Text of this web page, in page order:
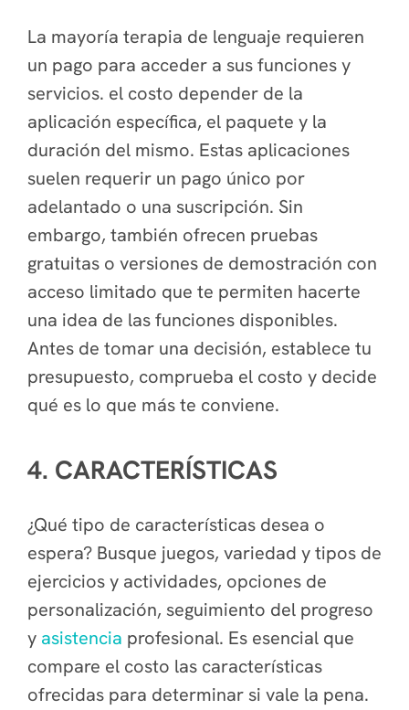
La mayoría terapia de lenguaje requieren
un pago para acceder a sus funciones y
servicios. el costo depender de la
aplicación específica, el paquete y la
duración del mismo. Estas aplicaciones
suelen requerir un pago único por
adelantado o una suscripción. Sin
embargo, también ofrecen pruebas
gratuitas o versiones de demostración con
acceso limitado que te permiten hacerte
una idea de las funciones disponibles.
Antes de tomar una decisión, establece tu
presupuesto, comprueba el costo y decide
qué es lo que más te conviene.
4. CARACTERÍSTICAS
¿Qué tipo de características desea o
espera? Busque juegos, variedad y tipos de
ejercicios y actividades, opciones de
personalización, seguimiento del progreso
y asistencia profesional. Es esencial que
compare el costo las características
ofrecidas para determinar si vale la pena.